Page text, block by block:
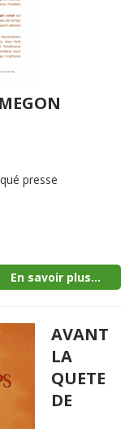
presse
En savoir plus...
AVANT
LA
QUETE
DE